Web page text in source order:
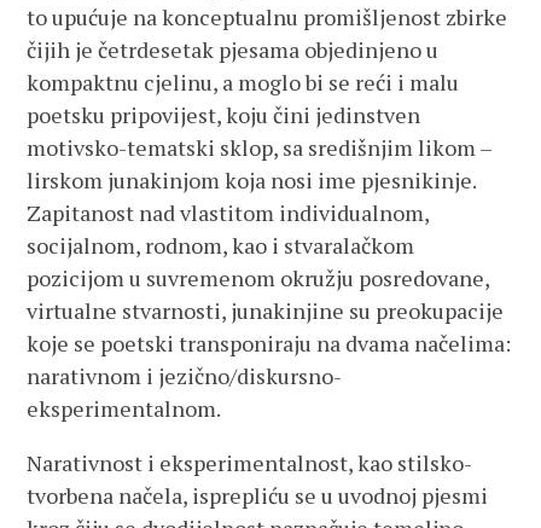
to upućuje na konceptualnu promišljenost zbirke
čijih je četrdesetak pjesama objedinjeno u
kompaktnu cjelinu, a moglo bi se reći i malu
poetsku pripovijest, koju čini jedinstven
motivsko-tematski sklop, sa središnjim likom –
lirskom junakinjom koja nosi ime pjesnikinje.
Zapitanost nad vlastitom individualnom,
socijalnom, rodnom, kao i stvaralačkom
pozicijom u suvremenom okružju posredovane,
virtualne stvarnosti, junakinjine su preokupacije
koje se poetski transponiraju na dvama načelima:
narativnom i jezično/diskursno-
eksperimentalnom.
Narativnost i eksperimentalnost, kao stilsko-
tvorbena načela, isprepliću se u uvodnoj pjesmi